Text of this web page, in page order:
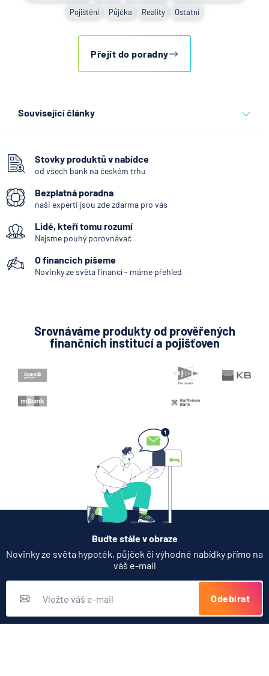
Pojištění
Půjčka Reality Ostatní
Přejít do poradny
Související články
7.8.2026
6.8.2026 Daně
Když rozhoduje stres: nové
triky bankovních
podvodníků
Zobrazit všechny články
Stovky produktů v nabídce
od všech bank na českém trhu
Bezplatná poradna
naši experti jsou zde zdarma pro vás
Lidé, kteří tomu rozumí
Nejsme pouhý porovnávač
O financích píšeme
Novinky ze světa financí - máme přehled
Srovnáváme produkty od prověřených
finančních institucí a pojišťoven
Buďte stále v obraze
Novinky ze světa hypoték, půjček či výhodné nabídky přímo na
váš e-mail
Odebírat